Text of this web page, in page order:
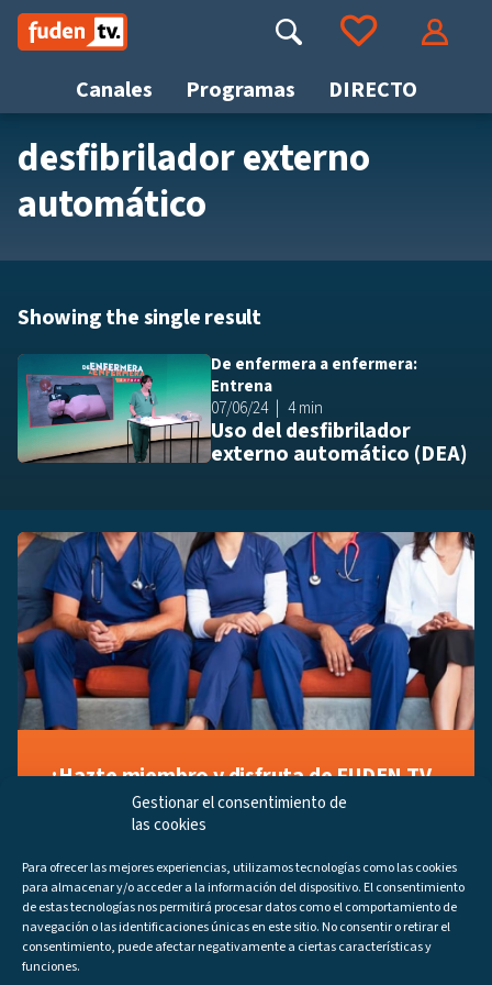
Gestionar el consentimiento de
las cookies
Para ofrecer las mejores experiencias, utilizamos tecnologías como las cookies
para almacenar y/o acceder a la información del dispositivo. El consentimiento
de estas tecnologías nos permitirá procesar datos como el comportamiento de
navegación o las identificaciones únicas en este sitio. No consentir o retirar el
consentimiento, puede afectar negativamente a ciertas características y
funciones.
Saltar
contenido
Canales Programas DIRECTO
Buscar Ir a tus favoritos
desfibrilador externo
automático
Showing the single result
De enfermera a enfermera:
Entrena
07/06/24
4 min
Uso del desfibrilador
externo automático (DEA)
¡Hazte miembro y disfruta de FUDEN TV
a tu manera!
Regístrate ahora gratuitamente y marca tus videos
los últimos programas disponibles.
Regístrate ahora